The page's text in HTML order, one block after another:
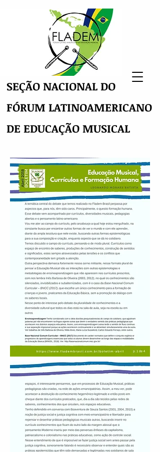
SEÇÃO NACIONAL DO
FÓRUM LATINOAMERICANO
DE EDUCAÇÃO MUSICAL